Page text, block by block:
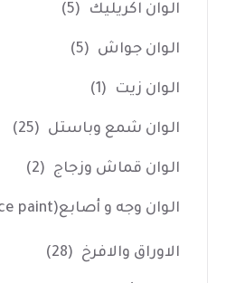
الوان اكريليك (5)
الوان جواش (5)
الوان زيت (1)
الوان شمع وباستل (25)
الوان قماش وزجاج (2)
الوان وجه و أصابع(finger &face paint)
الاوراق والافرخ (28)